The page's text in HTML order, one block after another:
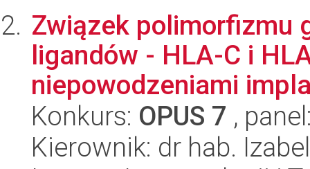
Związek polimorfizmu
ligandów - HLA-C i
niepowodzeniami
Konkurs: OPUS 7 ,
Kierownik: dr hab.